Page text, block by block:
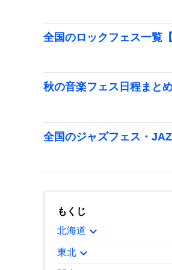
全国のロックフェス一覧【
秋の音楽フェス日程まとめ
全国のジャズフェス・
もくじ
北海道 expand_more
東北 expand_more